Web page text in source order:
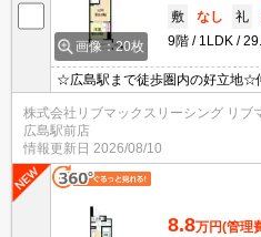
画像：20枚
敷
なし 礼
9階
1LDK
☆広島駅まで徒歩圏内の好立地☆
す☆浴室乾燥や宅配ボックスなど
株式会社リブマックスリーシング リブ
広島駅前店
情報更新日 2026/08/10
8.8万円(管理